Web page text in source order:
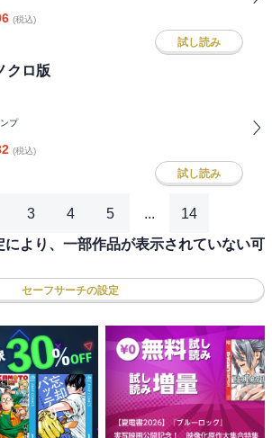
(税込)
試し読み
クロ版
プ
(税込)
試し読み
3 4 5 ... 14
により、一部作品が表示されていない可
セーフサーチの設定